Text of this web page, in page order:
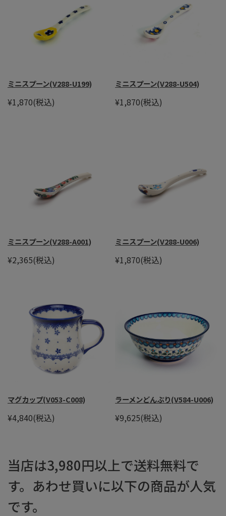
ミニスプーン(V288-U199)
¥1,870(税込)
ミニスプーン(V288-U504)
¥1,870(税込)
ミニスプーン(V288-A001)
¥2,365(税込)
ミニスプーン(V288-U006)
¥1,870(税込)
マグカップ(V053-C008)
¥4,840(税込)
ラーメンどんぶり(V584-U006)
¥9,625(税込)
当店は3,980円以上で送料無料で
す。あわせ買いに以下の商品が人気
です。